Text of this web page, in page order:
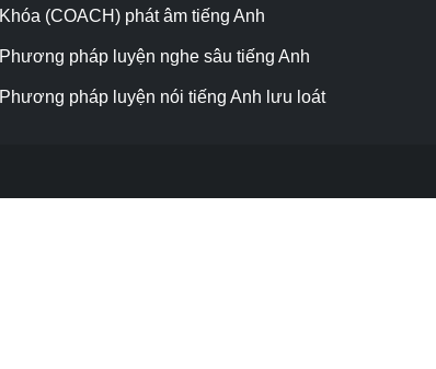
Khóa (COACH) phát âm tiếng Anh
Phương pháp luyện nghe sâu tiếng Anh
Phương pháp luyện nói tiếng Anh lưu loát